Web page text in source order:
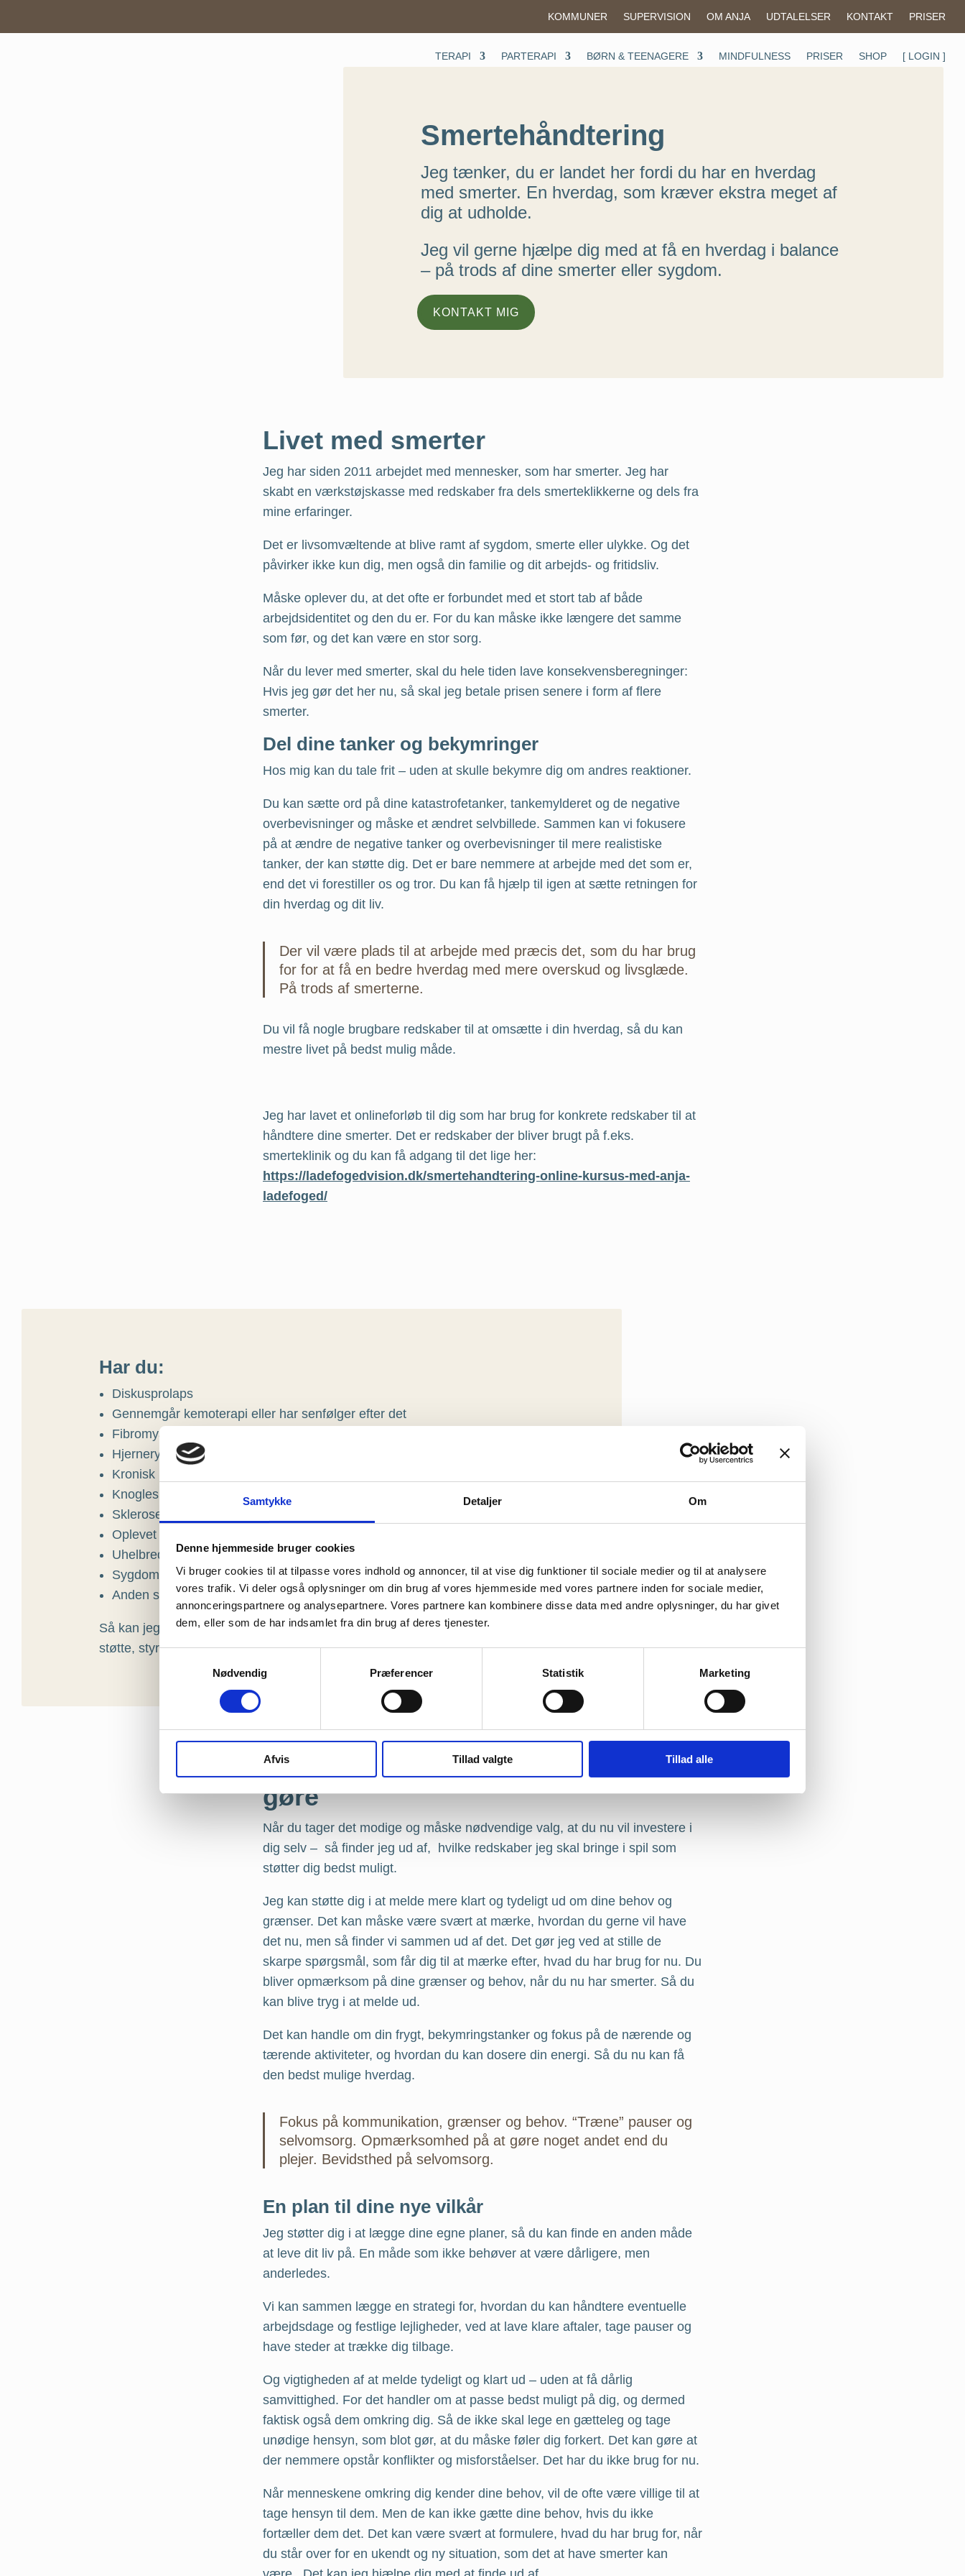
Samtykke Detaljer Om
Denne hjemmeside bruger cookies
Vi bruger cookies til at tilpasse vores indhold og annoncer, til at vise dig funktioner til sociale medier og til at analysere
vores trafik. Vi deler også oplysninger om din brug af vores hjemmeside med vores partnere inden for sociale medier,
annonceringspartnere og analysepartnere. Vores partnere kan kombinere disse data med andre oplysninger, du har givet
dem, eller som de har indsamlet fra din brug af deres tjenester.
Nødvendig
Præferencer Statistik Marketing
Afvis Tillad valgte Tillad alle
KOMMUNER SUPERVISION OM ANJA UDTALELSER KONTAKT PRISER
TERAPI PARTERAPI BØRN & TEENAGERE MINDFULNESS PRISER SHOP [ LOGIN ]
Smertehåndtering
Jeg tænker, du er landet her fordi du har en hverdag
med smerter. En hverdag, som kræver ekstra meget af
dig at udholde.
Jeg vil gerne hjælpe dig med at få en hverdag i balance
– på trods af dine smerter eller sygdom.
KONTAKT MIG
Livet med smerter
Jeg har siden 2011 arbejdet med mennesker, som har smerter. Jeg har
skabt en værkstøjskasse med redskaber fra dels smerteklikkerne og dels fra
mine erfaringer.
Det er livsomvæltende at blive ramt af sygdom, smerte eller ulykke. Og det
påvirker ikke kun dig, men også din familie og dit arbejds- og fritidsliv.
Måske oplever du, at det ofte er forbundet med et stort tab af både
arbejdsidentitet og den du er. For du kan måske ikke længere det samme
som før, og det kan være en stor sorg.
Når du lever med smerter, skal du hele tiden lave konsekvensberegninger:
Hvis jeg gør det her nu, så skal jeg betale prisen senere i form af flere
smerter.
Del dine tanker og bekymringer
Hos mig kan du tale frit – uden at skulle bekymre dig om andres reaktioner.
Du kan sætte ord på dine katastrofetanker, tankemylderet og de negative
overbevisninger og måske et ændret selvbillede. Sammen kan vi fokusere
på at ændre de negative tanker og overbevisninger til mere realistiske
tanker, der kan støtte dig. Det er bare nemmere at arbejde med det som er,
end det vi forestiller os og tror. Du kan få hjælp til igen at sætte retningen for
din hverdag og dit liv.
Der vil være plads til at arbejde med præcis det, som du har brug
for for at få en bedre hverdag med mere overskud og livsglæde.
På trods af smerterne.
Du vil få nogle brugbare redskaber til at omsætte i din hverdag, så du kan
mestre livet på bedst mulig måde.
Jeg har lavet et onlineforløb til dig som har brug for konkrete redskaber til at
håndtere dine smerter. Det er redskaber der bliver brugt på f.eks.
smerteklinik og du kan få adgang til det lige her:
https://ladefogedvision.dk/smertehandtering-online-kursus-med-anja-
ladefoged/
Har du:
Diskusprolaps
Gennemgår kemoterapi eller har senfølger efter det
Fibromyalgi
Hjernerystelse og senfølger deraf
Kronisk hovedpine eller anden nervesygdom
Knogleskørhed
Sklerose
Oplevet ulykker med både psykiske og fysiske mén
Uhelbredelig eller kronisk sygdom
Sygdom hos pårørende
Anden sygdom eller smerter
Så kan jeg hjælpe dig med at håndtere det på en måde, der vil bringe mere
støtte, styrke og balance ind i dit liv.
Livet med smerter – hvad kan vi
gøre
Når du tager det modige og måske nødvendige valg, at du nu vil investere i
dig selv – så finder jeg ud af, hvilke redskaber jeg skal bringe i spil som
støtter dig bedst muligt.
Jeg kan støtte dig i at melde mere klart og tydeligt ud om dine behov og
grænser. Det kan måske være svært at mærke, hvordan du gerne vil have
det nu, men så finder vi sammen ud af det. Det gør jeg ved at stille de
skarpe spørgsmål, som får dig til at mærke efter, hvad du har brug for nu. Du
bliver opmærksom på dine grænser og behov, når du nu har smerter. Så du
kan blive tryg i at melde ud.
Det kan handle om din frygt, bekymringstanker og fokus på de nærende og
tærende aktiviteter, og hvordan du kan dosere din energi. Så du nu kan få
den bedst mulige hverdag.
Fokus på kommunikation, grænser og behov. “Træne” pauser og
selvomsorg. Opmærksomhed på at gøre noget andet end du
plejer. Bevidsthed på selvomsorg.
En plan til dine nye vilkår
Jeg støtter dig i at lægge dine egne planer, så du kan finde en anden måde
at leve dit liv på. En måde som ikke behøver at være dårligere, men
anderledes.
Vi kan sammen lægge en strategi for, hvordan du kan håndtere eventuelle
arbejdsdage og festlige lejligheder, ved at lave klare aftaler, tage pauser og
have steder at trække dig tilbage.
Og vigtigheden af at melde tydeligt og klart ud – uden at få dårlig
samvittighed. For det handler om at passe bedst muligt på dig, og dermed
faktisk også dem omkring dig. Så de ikke skal lege en gætteleg og tage
unødige hensyn, som blot gør, at du måske føler dig forkert. Det kan gøre at
der nemmere opstår konflikter og misforståelser. Det har du ikke brug for nu.
Når menneskene omkring dig kender dine behov, vil de ofte være villige til at
tage hensyn til dem. Men de kan ikke gætte dine behov, hvis du ikke
fortæller dem det. Det kan være svært at formulere, hvad du har brug for, når
du står over for en ukendt og ny situation, som det at have smerter kan